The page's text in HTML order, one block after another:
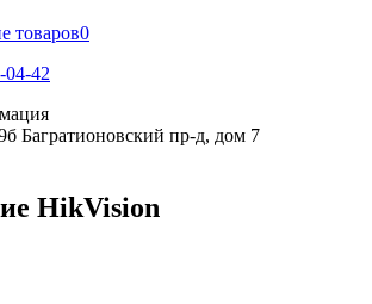
товаров0
04-42
Багратионовский пр-д, дом 7
HikVision